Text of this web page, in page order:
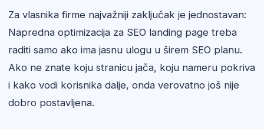
Za vlasnika firme najvažniji zaključak je jednostavan:
Napredna optimizacija za SEO landing page treba
raditi samo ako ima jasnu ulogu u širem SEO planu.
Ako ne znate koju stranicu jača, koju nameru pokriva
i kako vodi korisnika dalje, onda verovatno još nije
dobro postavljena.